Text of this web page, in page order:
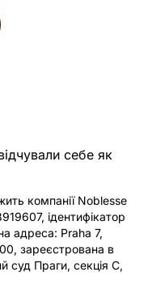
себе як
компанії Noblesse
ідентифікатор
адреса: Praha 7,
зареєстрована в
суд Праги, секція C,